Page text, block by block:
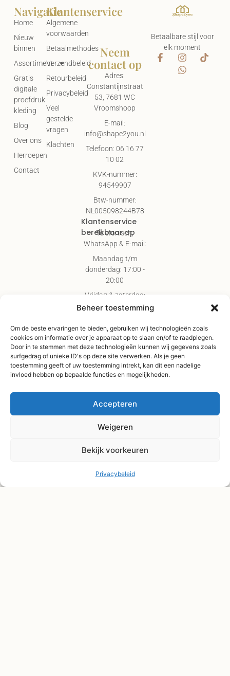
Beheer toestemming
Om de beste ervaringen te bieden, gebruiken wij technologieën zoals
cookies om informatie over je apparaat op te slaan en/of te raadplegen.
Door in te stemmen met deze technologieën kunnen wij gegevens zoals
surfgedrag of unieke ID's op deze site verwerken. Als je geen
toestemming geeft of uw toestemming intrekt, kan dit een nadelige
invloed hebben op bepaalde functies en mogelijkheden.
Accepteren
Weigeren
Bekijk voorkeuren
Privacybeleid
Betaalbare stijl voor
elk moment
Klantenservice
Algemene
voorwaarden
Betaalmethodes
Verzendbeleid
Retourbeleid
Privacybeleid
Veel
gestelde
vragen
Klachten
Navigatie
Home
Nieuw
binnen
Assortiment
Gratis
digitale
proefdruk
kleding
Blog
Over ons
Herroepen
Contact
Neem
contact op
Adres:
Constantijnstraat
53, 7681 WC
Vroomshoop
E-mail:
info@shape2you.nl
Telefoon: 06 16 77
10 02
KVK-nummer:
94549907
Btw-nummer:
NL005098244B78
Klantenservice
bereikbaar op
Telefonisch,
WhatsApp & E-mail:
Maandag t/m
donderdag: 17:00 -
20:00
Vrijdag & zaterdag:
09:00 - 17:00
vanaf €75,-
Verzending binnen 3-
4 werkdagen
Afhaal Kloosterdijk